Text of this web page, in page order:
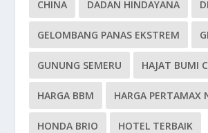
CHINA DADAN HINDAYANA
GELOMBANG PANAS EKSTREM
GUNUNG SEMERU HAJAT BUMI
HARGA BBM HARGA PERTAMAX
HONDA BRIO HOTEL TERBAIK